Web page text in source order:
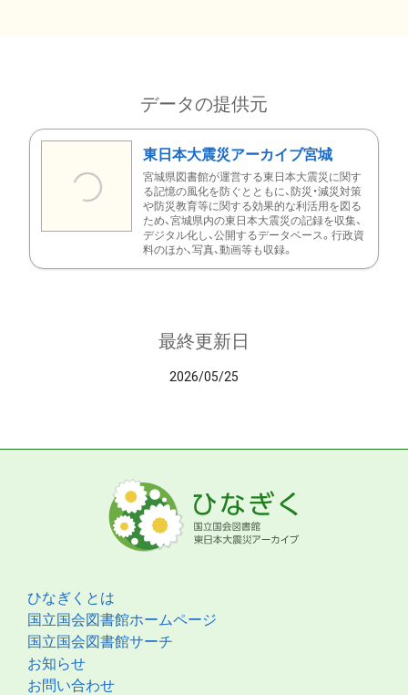
データの提供元
東日本大震災アーカイブ宮城
宮城県図書館が運営する東日本大震災に関す
る記憶の風化を防ぐとともに、防災・減災対策
や防災教育等に関する効果的な利活用を図る
ため、宮城県内の東日本大震災の記録を収集、
デジタル化し、公開するデータベース。行政資
料のほか、写真、動画等も収録。
最終更新日
2026/05/25
ひなぎくとは
国立国会図書館ホームページ
国立国会図書館サーチ
お知らせ
お問い合わせ